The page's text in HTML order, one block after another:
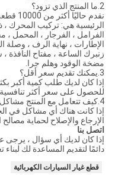
2.ما المنتج الذي تزود؟
نقدم
الرئيسية هي: تركيب المحرك ،
الفرامل ، الفرجار ، المحمل
الإطارات ، نهاية الرف ، وصلة
زنبرك الساعة ، مفتاح
مضخة الوقود وهلم جرا.
3.يمكنك تقديم سعر أقل؟
إذا كان لديك طلب كمية أكبر
للحصول على سعر أكثر
4.كيف تتعامل مع المنتج مشاكل الجودة المنخفضة؟
إذا كانت هناك أي مشاكل في
الإرجاع والإصلاح لحماية مصالح
اتصل بنا
إذا كان لديك أي سؤال ، يرجى
دائمًا لتقديم المساعدة لك
قطع غيار السيارات الكهربائية